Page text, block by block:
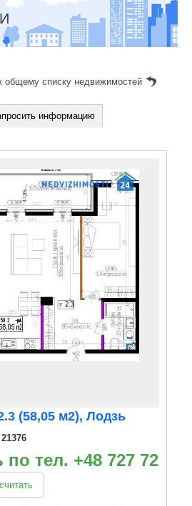
общему списку недвижимостей
информацию
(58,05 м2), Лодзь
по тел. +48 727 727